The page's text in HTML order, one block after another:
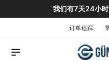
我们有7天24小
订单追踪